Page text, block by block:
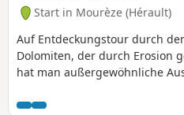
Start in Mourèze (Hérault)
Auf Entdeckungstour durch
Dolomiten, der durch Erosion
hat man außergewöhnliche